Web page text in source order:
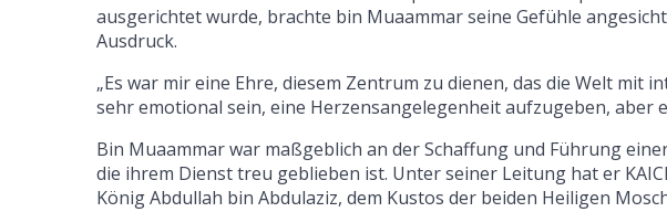
ausgerichtet wurde, brachte bin Muaammar seine Gefühle
Ausdruck.
„Es war mir eine Ehre, diesem Zentrum zu dienen, das die Welt mit
sehr emotional sein, eine Herzensangelegenheit aufzugeben, aber
Bin Muaammar war maßgeblich an der Schaffung und Führung
die ihrem Dienst treu geblieben ist. Unter seiner Leitung hat er
König Abdullah bin Abdulaziz, dem Kustos der beiden Heiligen